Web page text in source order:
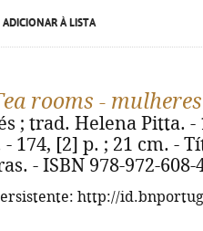
ADICIONAR À LISTA
rooms -
; trad. Helena Pitta.
- 174, [2] p. ; 21 cm. -
- ISBN 978-972-608-
http://